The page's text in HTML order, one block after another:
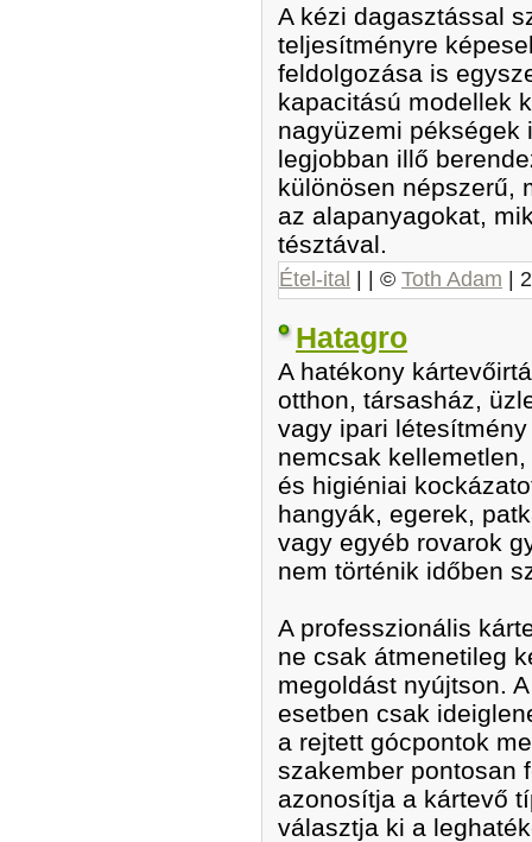
A kézi dagasztással
teljesítményre
feldolgozása is
kapacitású modellek
nagyüzemi pékségek
legjobban illő
különösen népszerű,
az alapanyagokat,
tésztával.
Étel-ital | | © Toth Adam |
Hatagro
A hatékony
otthon, társasház,
vagy ipari
nemcsak
és higiéniai
hangyák, egerek,
vagy egyéb rovarok
nem történik időben
A professzionális
ne csak átmenetileg
megoldást nyújtson.
esetben csak
a rejtett gócpontok
szakember pontosan
azonosítja a kártevő
választja ki a